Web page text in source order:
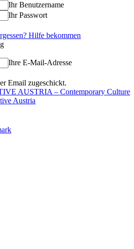
Ihr Benutzername
Ihr Passwort
Hilfe bekommen
Ihre E-Mail-Adresse
Email zugeschickt.
AUSTRIA – Contemporary Culture